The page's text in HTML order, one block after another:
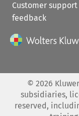
Customer support
feedback
© 2026
subsidiaries,
reserved,